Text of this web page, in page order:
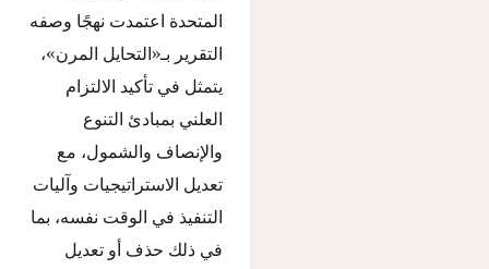
المتحدة اعتمدت نهجًا وصفه
التقرير بـ«التحايل المرن»،
يتمثل في تأكيد الالتزام
العلني بمبادئ التنوع
والإنصاف والشمول، مع
تعديل الاستراتيجيات وآليات
التنفيذ في الوقت نفسه، بما
في ذلك حذف أو تعديل